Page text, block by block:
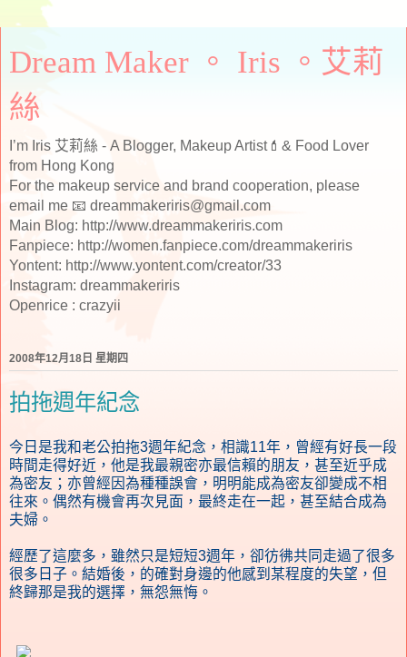
Dream Maker 。 Iris 。艾莉
絲
I’m Iris 艾莉絲 - A Blogger, Makeup Artist💄& Food Lover
from Hong Kong
For the makeup service and brand cooperation, please
email me 📧 dreammakeriris@gmail.com
Main Blog: http://www.dreammakeriris.com
Fanpiece: http://women.fanpiece.com/dreammakeriris
Yontent: http://www.yontent.com/creator/33
Instagram: dreammakeriris
Openrice : crazyii
2008年12月18日 星期四
拍拖週年紀念
今日是我和老公拍拖3週年紀念，相識11年，曾經有好長一段
時間走得好近，他是我最親密亦最信賴的朋友，甚至近乎成
為密友；亦曾經因為種種誤會，明明能成為密友卻變成不相
往來。偶然有機會再次見面，最終走在一起，甚至結合成為
夫婦。
經歷了這麼多，雖然只是短短3週年，卻彷彿共同走過了很多
很多日子。結婚後，的確對身邊的他感到某程度的失望，但
終歸那是我的選擇，無怨無悔。